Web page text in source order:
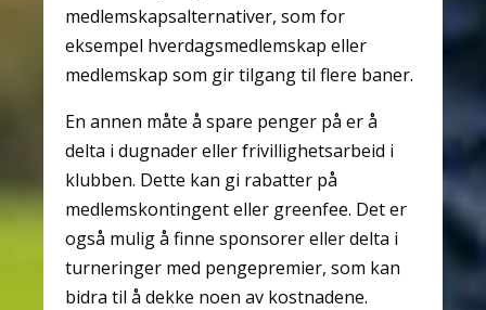
medlemskapsalternativer, som for
eksempel hverdagsmedlemskap eller
medlemskap som gir tilgang til flere baner.
En annen måte å spare penger på er å
delta i dugnader eller frivillighetsarbeid i
klubben. Dette kan gi rabatter på
medlemskontingent eller greenfee. Det er
også mulig å finne sponsorer eller delta i
turneringer med pengepremier, som kan
bidra til å dekke noen av kostnadene.